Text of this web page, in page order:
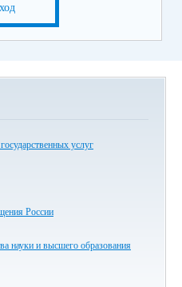
услуг
России
науки и высшего образования